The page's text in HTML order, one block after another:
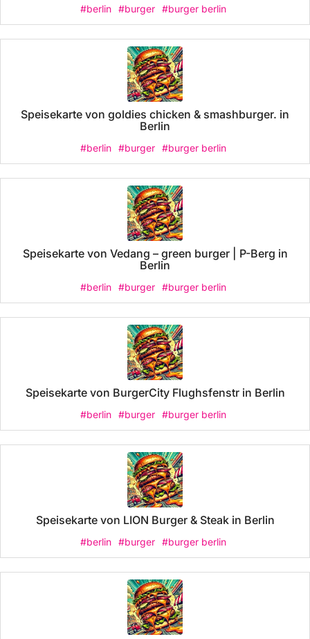
#berlin #burger #burger berlin
Speisekarte von goldies chicken & smashburger. in
Berlin
#berlin #burger #burger berlin
Speisekarte von Vedang – green burger | P-Berg in
Berlin
#berlin #burger #burger berlin
Speisekarte von BurgerCity Flughsfenstr in Berlin
#berlin #burger #burger berlin
Speisekarte von LION Burger & Steak in Berlin
#berlin #burger #burger berlin